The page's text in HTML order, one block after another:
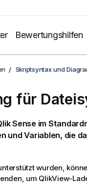
Bewertungshilfen
Skriptsyntax und
für
Senseim
und Variablen, die
wurden,
um QlikView-